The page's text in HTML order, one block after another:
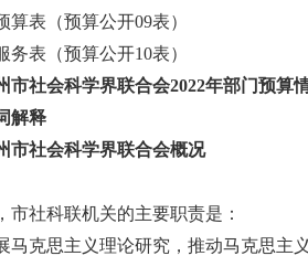
算表（预算公开09表）
务表（预算公开10表）
市社会科学界联合会2022年部门预算
解释
市社会科学界联合会概况
市社科联机关的主要职责是：
马克思主义理论研究，推动马克思